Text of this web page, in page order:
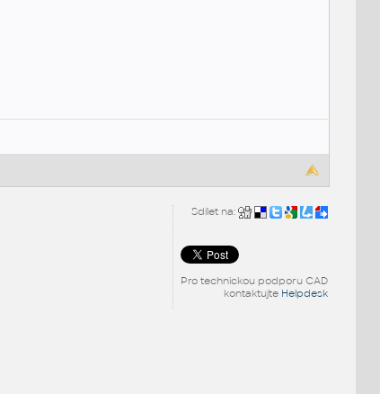
Sdílet na:
Pro technickou podporu CAD
kontaktujte Helpdesk